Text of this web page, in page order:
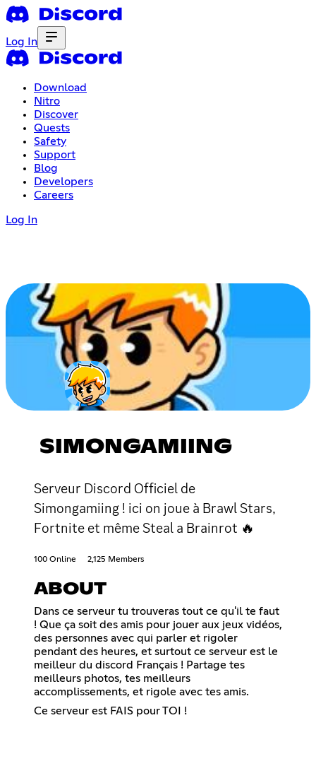
Log In
Download
Nitro
Discover
Quests
Safety
Support
Blog
Developers
Careers
Log In
SIMONGAMIING
Serveur Discord Officiel de
Simongamiing ! ici on joue à Brawl Stars,
Fortnite et même Steal a Brainrot 🔥
100 Online 2,125 Members
ABOUT
Dans ce serveur tu trouveras tout ce qu'il te faut
! Que ça soit des amis pour jouer aux jeux vidéos,
des personnes avec qui parler et rigoler
pendant des heures, et surtout ce serveur est le
meilleur du discord Français ! Partage tes
meilleurs photos, tes meilleurs
accomplissements, et rigole avec tes amis.
Ce serveur est FAIS pour TOI !